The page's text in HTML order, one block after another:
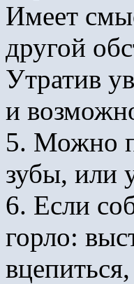
Имеет
другой
Утратив
и
5. Можно
зубы, или
6. Если
горло: